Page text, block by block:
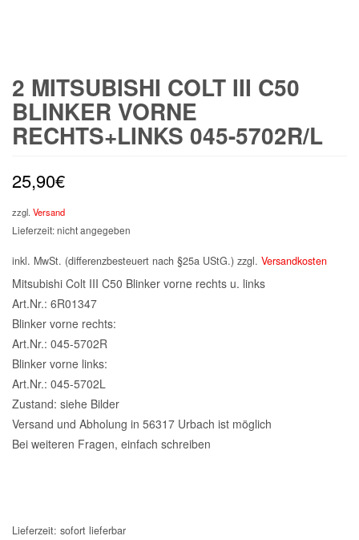
2 MITSUBISHI COLT III C50
BLINKER VORNE
RECHTS+LINKS 045-5702R/L
25,90€
zzgl. Versand
Lieferzeit: nicht angegeben
inkl. MwSt. (differenzbesteuert nach §25a UStG.) zzgl. Versandkosten
Mitsubishi Colt III C50 Blinker vorne rechts u. links
Art.Nr.: 6R01347
Blinker vorne rechts:
Art.Nr.: 045-5702R
Blinker vorne links:
Art.Nr.: 045-5702L
Zustand: siehe Bilder
Versand und Abholung in 56317 Urbach ist möglich
Bei weiteren Fragen, einfach schreiben
Lieferzeit: sofort lieferbar